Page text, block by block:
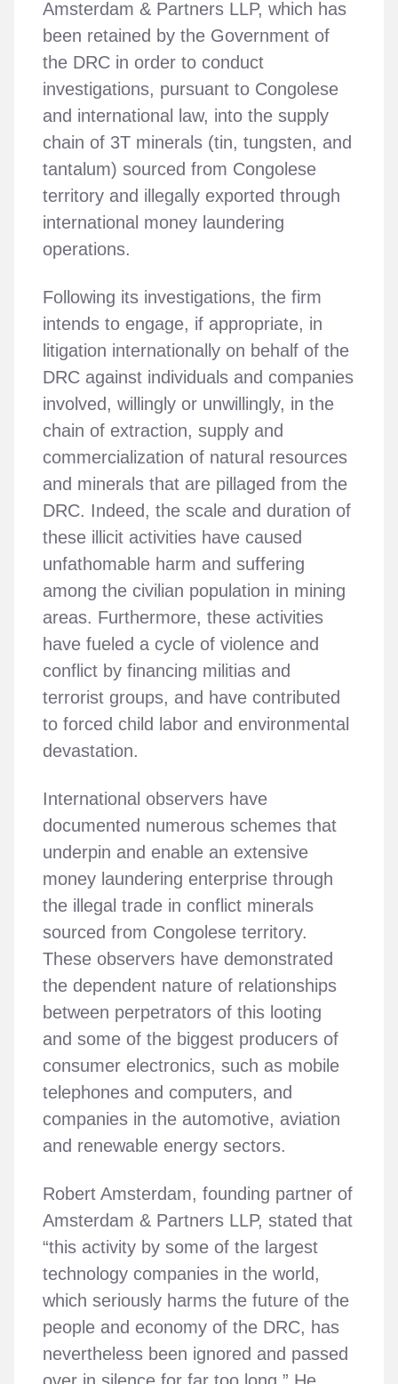
Amsterdam & Partners LLP, which has
been retained by the Government of
the DRC in order to conduct
investigations, pursuant to Congolese
and international law, into the supply
chain of 3T minerals (tin, tungsten, and
tantalum) sourced from Congolese
territory and illegally exported through
international money laundering
operations.
Following its investigations, the firm
intends to engage, if appropriate, in
litigation internationally on behalf of the
DRC against individuals and companies
involved, willingly or unwillingly, in the
chain of extraction, supply and
commercialization of natural resources
and minerals that are pillaged from the
DRC. Indeed, the scale and duration of
these illicit activities have caused
unfathomable harm and suffering
among the civilian population in mining
areas. Furthermore, these activities
have fueled a cycle of violence and
conflict by financing militias and
terrorist groups, and have contributed
to forced child labor and environmental
devastation.
International observers have
documented numerous schemes that
underpin and enable an extensive
money laundering enterprise through
the illegal trade in conflict minerals
sourced from Congolese territory.
These observers have demonstrated
the dependent nature of relationships
between perpetrators of this looting
and some of the biggest producers of
consumer electronics, such as mobile
telephones and computers, and
companies in the automotive, aviation
and renewable energy sectors.
Robert Amsterdam, founding partner of
Amsterdam & Partners LLP, stated that
“this activity by some of the largest
technology companies in the world,
which seriously harms the future of the
people and economy of the DRC, has
nevertheless been ignored and passed
over in silence for far too long.” He